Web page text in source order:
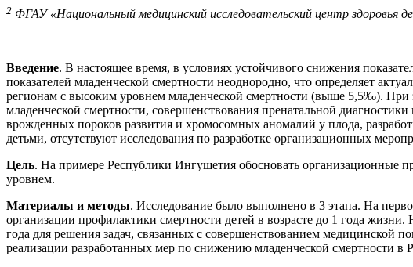
2 ФГАУ «Национальный медицинский исследовательский центр здоровья
Введение. В настоящее время, в условиях устойчивого снижения
показателей младенческой смертности неоднородно, что определяет
регионам с высоким уровнем младенческой смертности (выше 5,5‰). При
младенческой смертности, совершенствования пренатальной
врожденных пороков развития и хромосомных аномалий у плода,
детьми, отсутствуют исследования по разработке организационных
Цель. На примере Республики Ингушетия обосновать организационные
уровнем.
Материалы и методы. Исследование было выполнено в 3 этапа. На
организации профилактики смертности детей в возрасте до 1 года
года для решения задач, связанных с совершенствованием медицинской
реализации разработанных мер по снижению младенческой смертности в